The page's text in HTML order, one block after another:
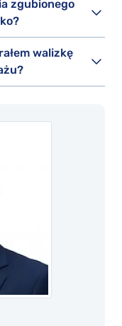
zgubionego
walizkę